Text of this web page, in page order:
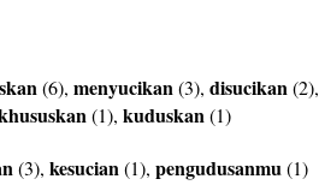
(6), menyucikan(3), disucikan(2),
(1), kuduskan(1)
(3), kesucian(1), pengudusanmu(1)